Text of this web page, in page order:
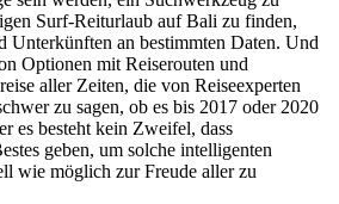
Surf-Reiturlaub auf Bali zu finden,
Unterkünften an bestimmten Daten. Und
Optionen mit Reiserouten und
aller Zeiten, die von Reiseexperten
zu sagen, ob es bis 2017 oder 2020
es besteht kein Zweifel, dass
geben, um solche intelligenten
wie möglich zur Freude aller zu